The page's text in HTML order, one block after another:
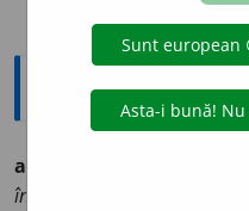
Explicative DEX
aerodinamicit
întotdeauna când este